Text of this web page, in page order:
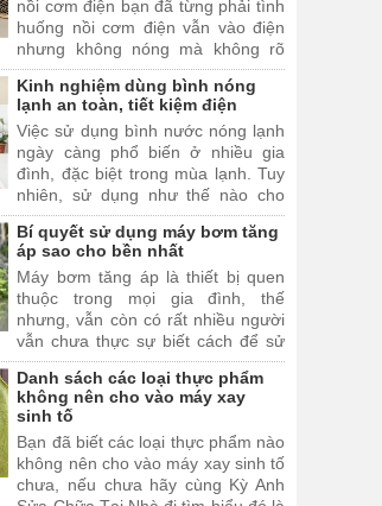
nồi cơm điện bạn đã từng phải tình
huống nồi cơm điện vẫn vào điện
nhưng không nóng mà không rõ
nguyên nhân. Vậy hãy để, Kỳ Anh
Sửa Chữa Tại Nhà hướng dẫn bạn
sửa nồi cơm điện có vào điện
nhưng không nóng không tại nhà.
Kinh nghiệm dùng bình nóng
lạnh an toàn, tiết kiệm điện
Việc sử dụng bình nước nóng lạnh
ngày càng phổ biến ở nhiều gia
đình, đặc biệt trong mùa lạnh. Tuy
nhiên, sử dụng như thế nào cho
đúng cách và đảm bảo an toàn mà
vẫn tiết kiệm điện thì không phải ai
cũng biết.
Bí quyết sử dụng máy bơm tăng
áp sao cho bền nhất
Máy bơm tăng áp là thiết bị quen
thuộc trong mọi gia đình, thế
nhưng, vẫn còn có rất nhiều người
vẫn chưa thực sự biết cách để sử
dụng máy bơm nước.
Danh sách các loại thực phẩm
không nên cho vào máy xay
sinh tố
Bạn đã biết các loại thực phẩm nào
không nên cho vào máy xay sinh tố
chưa, nếu chưa hãy cùng Kỳ Anh